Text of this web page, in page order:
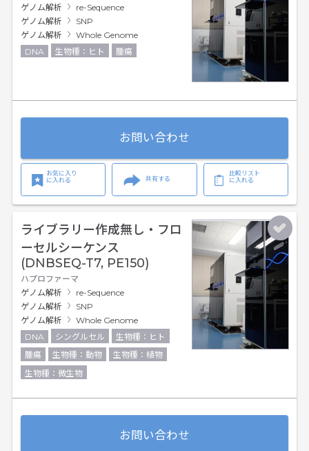
ゲノム解析
re-Sequence
ゲノム解析
SNP
ゲノム解析
Whole Genome
DNA
生物種：ヒト 腫瘍
お問い合わせ
お気に入り
に入れる
共有する
比較リスト
に入れる
ライブラリー作成無し・フロ
ーセルシーケンス
(DNBSEQ-T7, PE150)
ハプロファーマ
ゲノム解析
re-Sequence
ゲノム解析
SNP
ゲノム解析
Whole Genome
DNA
シングルセル
生物種：ヒト
腫瘍
生物種：動物
生物種：植物
生物種：微生物
お問い合わせ